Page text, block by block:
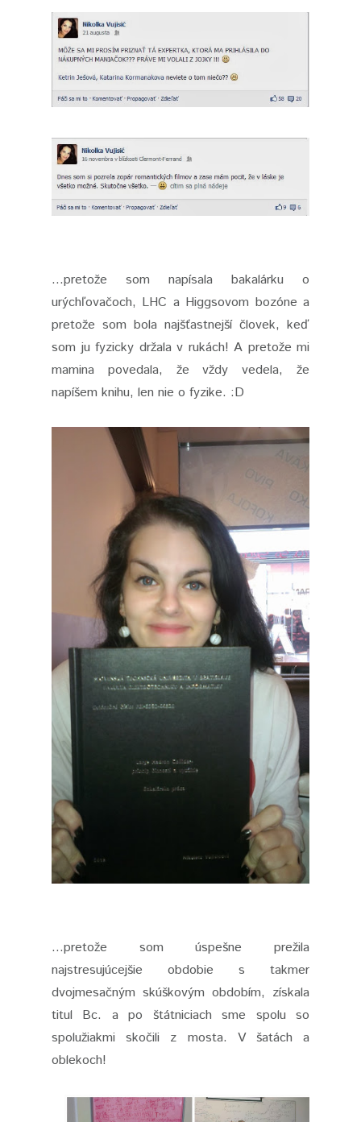
...pretože som napísala bakalárku o
urýchľovačoch, LHC a Higgsovom bozóne a
pretože som bola najšťastnejší človek, keď
som ju fyzicky držala v rukách! A pretože mi
mamina povedala, že vždy vedela, že
napíšem knihu, len nie o fyzike. :D
...pretože som úspešne prežila
najstresujúcejšie obdobie s takmer
dvojmesačným skúškovým obdobím, získala
titul Bc. a po štátniciach sme spolu so
spolužiakmi skočili z mosta. V šatách a
oblekoch!